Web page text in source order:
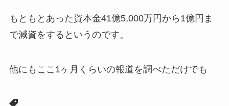
もともとあった資本金41億5,000万円から1億円ま
で減資をするというのです。
他にもここ1ヶ月くらいの報道を調べただけでも